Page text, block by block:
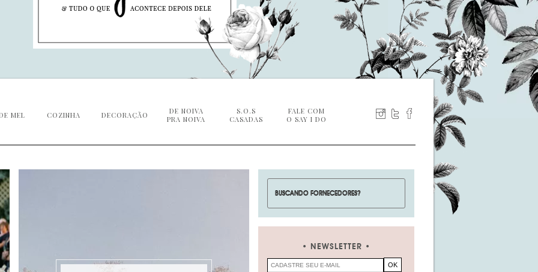
MEL COZINHA DECORAÇÃO
DE NOIVA
PRA NOIVA
S.O.S
CASADAS
FALE COM
O SAY I DO
NEWSLETTER